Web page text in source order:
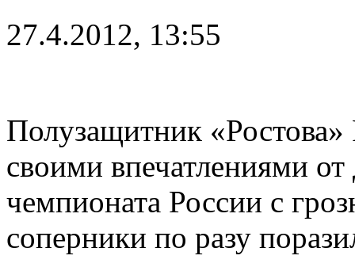
27.4.2012, 13:55
Полузащитник
своими впечатлениями
чемпионата России с
соперники по разу